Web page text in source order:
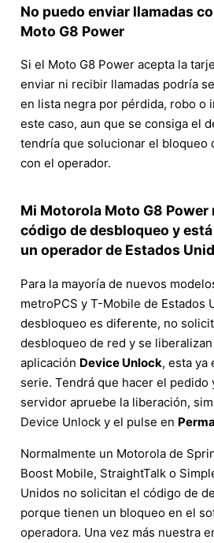
No puedo enviar llamadas
Moto G8 Power
Si el Moto G8 Power acepta la
enviar ni recibir llamadas podría
en lista negra por pérdida, robo o
este caso, aun que se consiga el
tendría que solucionar el bloqueo
con el operador.
Mi Motorola Moto G8 Power
código de desbloqueo y
un operador de Estados
Para la mayoría de nuevos
metroPCS y T-Mobile de Estados
desbloqueo es diferente, no
desbloqueo de red y se
aplicación Device Unlock, esta ya
serie. Tendrá que hacer el pedido
servidor apruebe la liberación,
Device Unlock y el pulse en
Normalmente un Motorola de
Boost Mobile, StraightTalk o
Unidos no solicitan el código de
porque tienen un bloqueo en el
operadora. Una vez más nuestra